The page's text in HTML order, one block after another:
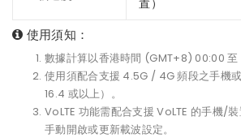
使用須知：
數據計算以香港時間 (GMT+8) 00:00 至
使用須配合支援 4.5G / 4G 頻段之手機
16.4 或以上）。
VoLTE 功能需配合支援 VoLTE 的手機/
手動開啟或更新載波設定。